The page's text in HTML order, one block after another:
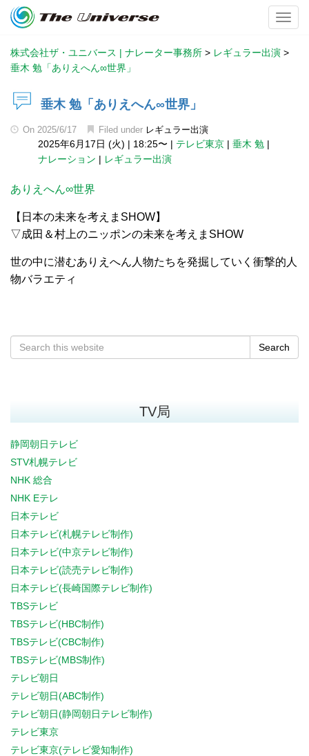
株式会社ザ・ユニバース | ナレーター事務所 > レギュラー出演 >
垂木 勉「ありえへん∞世界」
垂木 勉「ありえへん∞世界」
On 2025/6/17 Filed under レギュラー出演
2025年6月17日 (火) | 18:25〜 | テレビ東京 | 垂木 勉 |
ナレーション | レギュラー出演
ありえへん∞世界
【日本の未来を考えまSHOW】
▽成田＆村上のニッポンの未来を考えまSHOW
世の中に潜むありえへん人物たちを発掘していく衝撃的人
物バラエティ
Search
TV局
静岡朝日テレビ
STV札幌テレビ
NHK 総合
NHK Eテレ
日本テレビ
日本テレビ(札幌テレビ制作)
日本テレビ(中京テレビ制作)
日本テレビ(読売テレビ制作)
日本テレビ(長崎国際テレビ制作)
TBSテレビ
TBSテレビ(HBC制作)
TBSテレビ(CBC制作)
TBSテレビ(MBS制作)
テレビ朝日
テレビ朝日(ABC制作)
テレビ朝日(静岡朝日テレビ制作)
テレビ東京
テレビ東京(テレビ愛知制作)